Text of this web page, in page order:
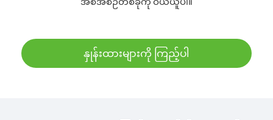
နှုန်းထားများကို ကြည့်ပါ